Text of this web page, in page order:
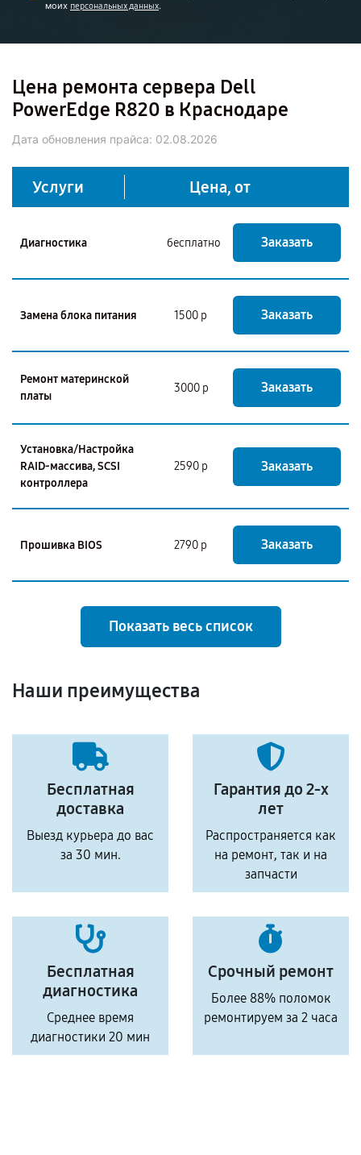
моих персональных данных.
Цена ремонта сервера Dell
PowerEdge R820 в Краснодаре
Дата обновления прайса: 02.08.2026
Услуги Цена, от
Диагностика бесплатно Заказать
Замена блока питания 1500 р Заказать
Ремонт материнской
платы
3000 р Заказать
Установка/Настройка
RAID-массива, SCSI
контроллера
2590 р Заказать
Прошивка BIOS 2790 р Заказать
Показать весь список
Наши преимущества
Бесплатная
доставка
Выезд курьера до вас
за 30 мин.
Гарантия до 2-х
лет
Распространяется как
на ремонт, так и на
запчасти
Бесплатная
диагностика
Среднее время
диагностики 20 мин
Срочный ремонт
Более 88% поломок
ремонтируем за 2 часа